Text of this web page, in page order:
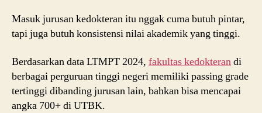
Masuk jurusan kedokteran itu nggak cuma butuh pintar,
tapi juga butuh konsistensi nilai akademik yang tinggi.
Berdasarkan data LTMPT 2024, fakultas kedokterandi
berbagai perguruan tinggi negeri memiliki passing grade
tertinggi dibanding jurusan lain, bahkan bisa mencapai
angka 700+ di UTBK.